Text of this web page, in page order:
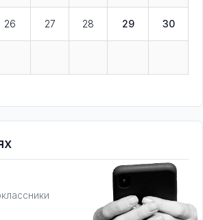
26 27 28 29 30